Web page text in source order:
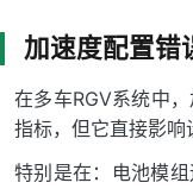
加速度配置错
在多车RGV系统中
指标，但它直接影响
特别是在：电池模